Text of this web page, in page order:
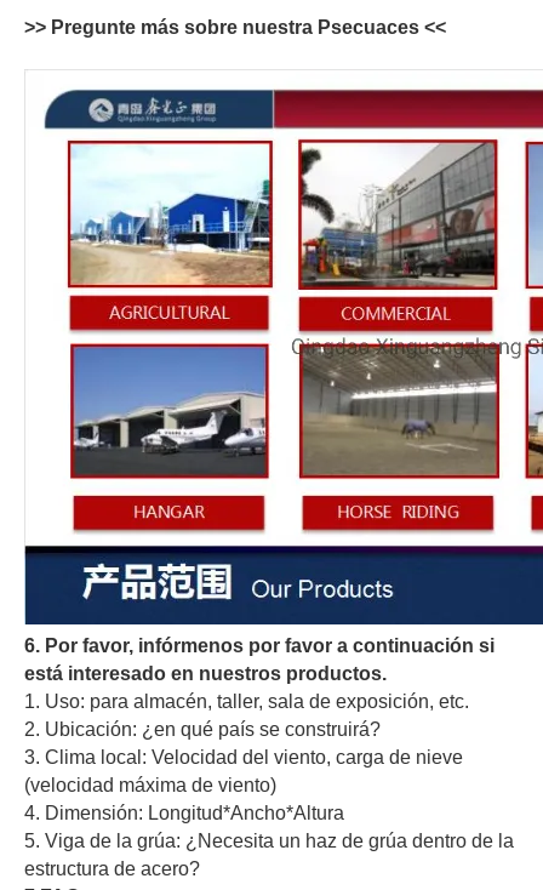
>> Pregunte más sobre nuestra Psecuaces <<
6. Por favor, infórmenos por favor a continuación si
está interesado en nuestros productos.
1. Uso: para almacén, taller, sala de exposición, etc.
2. Ubicación: ¿en qué país se construirá?
3. Clima local: Velocidad del viento, carga de nieve
(velocidad máxima de viento)
4. Dimensión: Longitud*Ancho*Altura
5. Viga de la grúa: ¿Necesita un haz de grúa dentro de la
estructura de acero?